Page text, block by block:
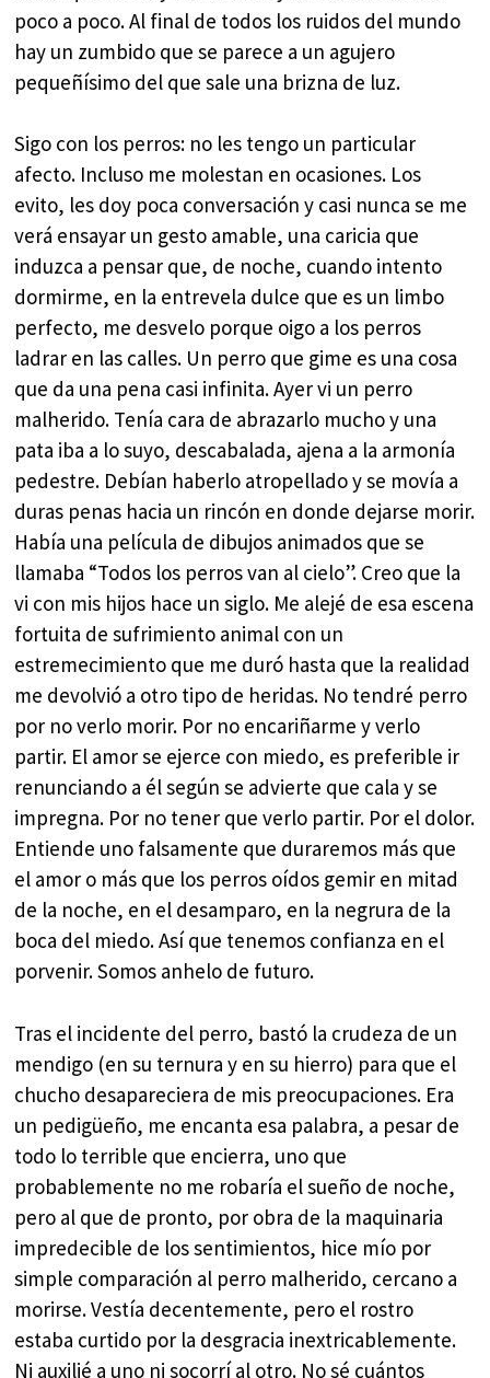
poco a poco. Al final de todos los ruidos del mundo
hay un zumbido que se parece a un agujero
pequeñísimo del que sale una brizna de luz.
Sigo con los perros: no les tengo un particular
afecto. Incluso me molestan en ocasiones. Los
evito, les doy poca conversación y casi nunca se me
verá ensayar un gesto amable, una caricia que
induzca a pensar que, de noche, cuando intento
dormirme, en la entrevela dulce que es un limbo
perfecto, me desvelo porque oigo a los perros
ladrar en las calles. Un perro que gime es una cosa
que da una pena casi infinita. Ayer vi un perro
malherido. Tenía cara de abrazarlo mucho y una
pata iba a lo suyo, descabalada, ajena a la armonía
pedestre. Debían haberlo atropellado y se movía a
duras penas hacia un rincón en donde dejarse morir.
Había una película de dibujos animados que se
llamaba “Todos los perros van al cielo”. Creo que la
vi con mis hijos hace un siglo. Me alejé de esa escena
fortuita de sufrimiento animal con un
estremecimiento que me duró hasta que la realidad
me devolvió a otro tipo de heridas. No tendré perro
por no verlo morir. Por no encariñarme y verlo
partir. El amor se ejerce con miedo, es preferible ir
renunciando a él según se advierte que cala y se
impregna. Por no tener que verlo partir. Por el dolor.
Entiende uno falsamente que duraremos más que
el amor o más que los perros oídos gemir en mitad
de la noche, en el desamparo, en la negrura de la
boca del miedo. Así que tenemos confianza en el
porvenir. Somos anhelo de futuro.
Tras el incidente del perro, bastó la crudeza de un
mendigo (en su ternura y en su hierro) para que el
chucho desapareciera de mis preocupaciones. Era
un pedigüeño, me encanta esa palabra, a pesar de
todo lo terrible que encierra, uno que
probablemente no me robaría el sueño de noche,
pero al que de pronto, por obra de la maquinaria
impredecible de los sentimientos, hice mío por
simple comparación al perro malherido, cercano a
morirse. Vestía decentemente, pero el rostro
estaba curtido por la desgracia inextricablemente.
Ni auxilié a uno ni socorrí al otro. No sé cuántos